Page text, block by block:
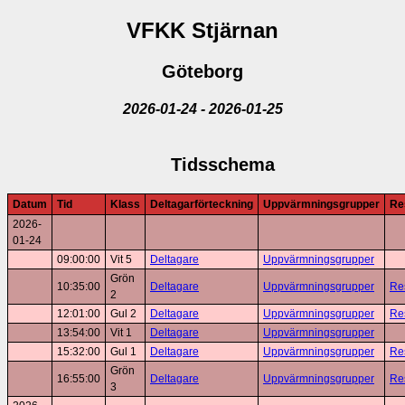
VFKK Stjärnan
Göteborg
2026-01-24 - 2026-01-25
Tidsschema
Datum Tid Klass Deltagarförteckning Uppvärmningsgrupper
2026-
01-24
09:00:00
Vit 5 Deltagare Uppvärmningsgrupper
10:35:00
Grön
2
Deltagare Uppvärmningsgrupper
12:01:00 Gul 2 Deltagare Uppvärmningsgrupper
13:54:00
Vit 1 Deltagare
Uppvärmningsgrupper
15:32:00
Gul 1 Deltagare Uppvärmningsgrupper
16:55:00
Grön
3
Deltagare Uppvärmningsgrupper